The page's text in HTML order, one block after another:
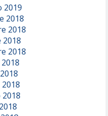
2019
2018
2018
2018